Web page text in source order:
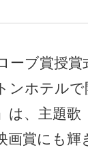
ーブ賞授
ンホテル
は、主題歌
賞にも輝